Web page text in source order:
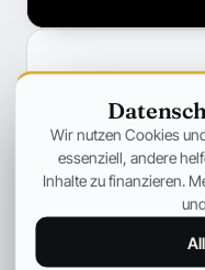
PUBLIC HEALTH
Arbeitet im
Wir nutzen Cookies
essenziell, andere
Inhalte zu finanzieren.